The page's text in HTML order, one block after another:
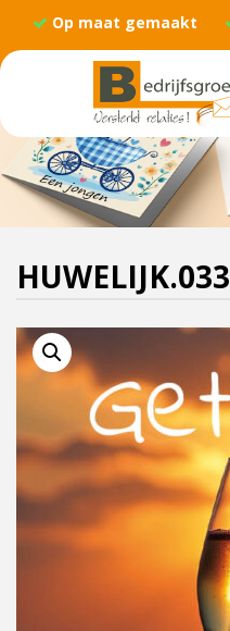
Op maat gemaakt
HUWELIJK.033